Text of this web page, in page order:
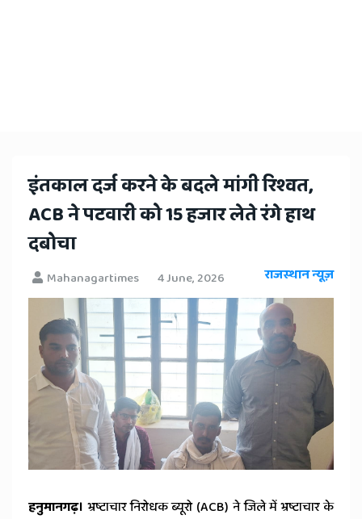
इंतकाल दर्ज करने के बदले मांगी रिश्वत,
ACB ने पटवारी को 15 हजार लेते रंगे हाथ
दबोचा
Mahanagartimes 4 June, 2026 राजस्थान न्यूज़
हनुमानगढ़।भ्रष्टाचार निरोधक ब्यूरो (ACB) ने जिले में भ्रष्टाचार के